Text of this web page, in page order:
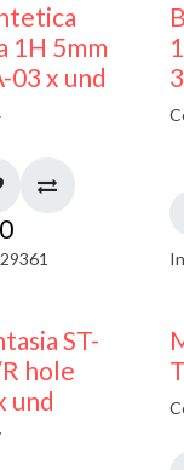
1H 5mm
03 x und
ST-
hole
und